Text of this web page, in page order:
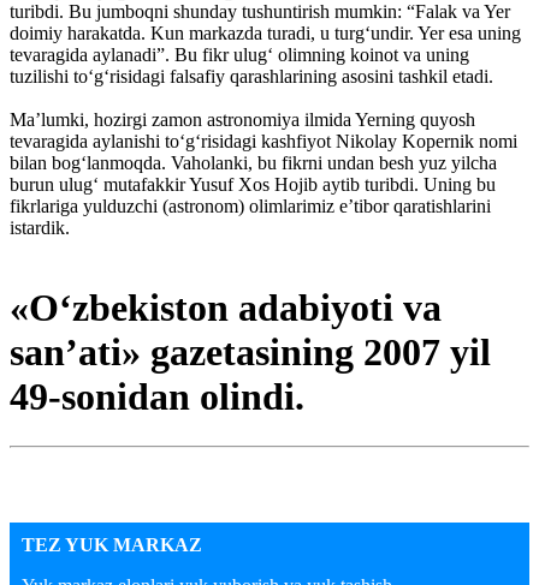
turibdi. Bu jumboqni shunday tushuntirish mumkin: “Falak va Yer
doimiy harakatda. Kun markazda turadi, u turg‘undir. Yer esa uning
tevaragida aylanadi”. Bu fikr ulug‘ olimning koinot va uning
tuzilishi to‘g‘risidagi falsafiy qarashlarining asosini tashkil etadi.
Ma’lumki, hozirgi zamon astronomiya ilmida Yerning quyosh
tevaragida aylanishi to‘g‘risidagi kashfiyot Nikolay Kopernik nomi
bilan bog‘lanmoqda. Vaholanki, bu fikrni undan besh yuz yilcha
burun ulug‘ mutafakkir Yusuf Xos Hojib aytib turibdi. Uning bu
fikrlariga yulduzchi (astronom) olimlarimiz e’tibor qaratishlarini
istardik.
«O‘zbekiston adabiyoti va
san’ati» gazetasining 2007 yil
49-sonidan olindi.
TEZ YUK MARKAZ